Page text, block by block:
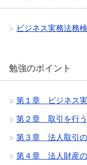
ビジネス実務法務
勉強のポイント
第１章 ビジネス
第２章 取引を行
第３章 法人取引
第４章 法人財産